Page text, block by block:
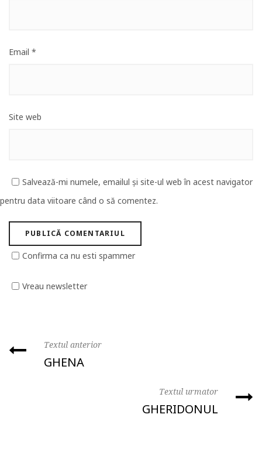
Email *
Site web
Salvează-mi numele, emailul și site-ul web în acest navigator
pentru data viitoare când o să comentez.
Confirma ca nu esti spammer
Vreau newsletter
Textul anterior
GHENA
Textul urmator
GHERIDONUL